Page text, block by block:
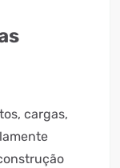
cargas,